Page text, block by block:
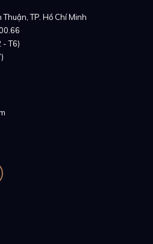
nguyên chất 100%, mẫu dây
kép FDA và BVGG: không
nước tuyệt đối, bề mặt dây
độ bền màu cao, vệ sinh
TP. Hồ Chí Minh
- T6)